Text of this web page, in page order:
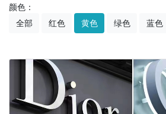
颜色：
全部
红色 黄色 绿色 蓝色